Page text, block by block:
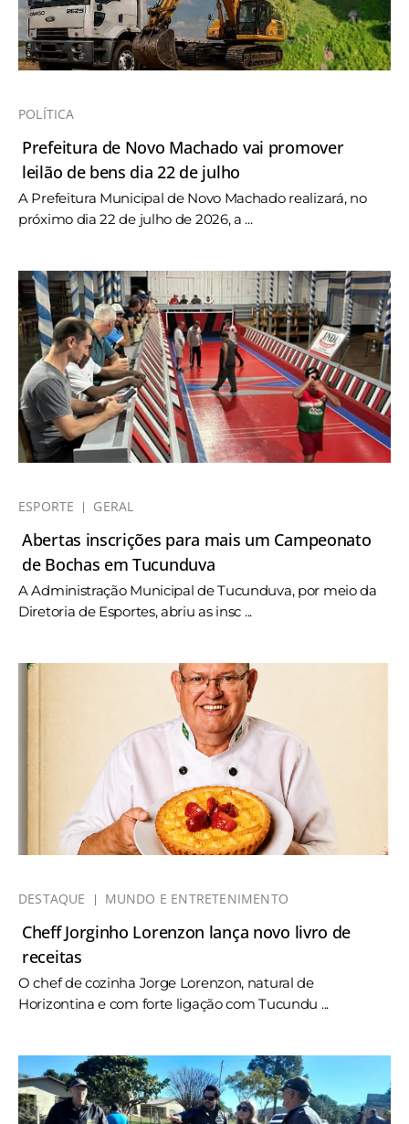
POLÍTICA
Prefeitura de Novo Machado vai promover
leilão de bens dia 22 de julho
A Prefeitura Municipal de Novo Machado realizará, no
próximo dia 22 de julho de 2026, a ...
ESPORTE GERAL
Abertas inscrições para mais um Campeonato
de Bochas em Tucunduva
A Administração Municipal de Tucunduva, por meio da
Diretoria de Esportes, abriu as insc ...
DESTAQUE MUNDO E ENTRETENIMENTO
Cheff Jorginho Lorenzon lança novo livro de
receitas
O chef de cozinha Jorge Lorenzon, natural de
Horizontina e com forte ligação com Tucundu ...